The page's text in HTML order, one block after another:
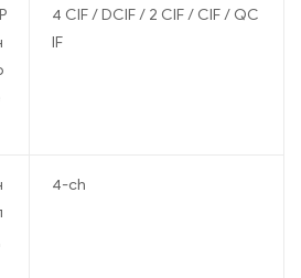
4 CIF / DCIF / 2 CIF / CIF / QC
IF
4-ch